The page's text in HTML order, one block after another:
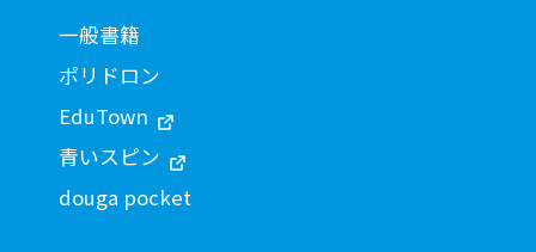
一般書籍
ポリドロン
EduTown
青いスピン
douga pocket